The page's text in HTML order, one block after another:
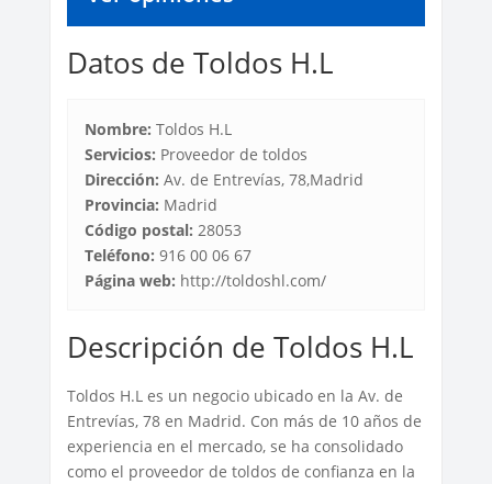
Datos de Toldos H.L
Nombre: Toldos H.L
Servicios: Proveedor de toldos
Dirección: Av. de Entrevías, 78,Madrid
Provincia: Madrid
Código postal: 28053
Teléfono: 916 00 06 67
Página web: http://toldoshl.com/
Descripción de Toldos H.L
Toldos H.L es un negocio ubicado en la Av. de
Entrevías, 78 en Madrid. Con más de 10 años de
experiencia en el mercado, se ha consolidado
como el proveedor de toldos de confianza en la